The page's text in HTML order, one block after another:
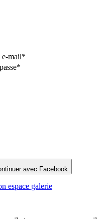
e-mail*
avec Facebook
espace galerie